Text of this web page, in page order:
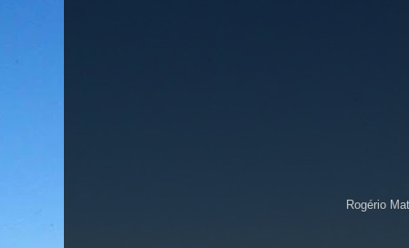
Rogério